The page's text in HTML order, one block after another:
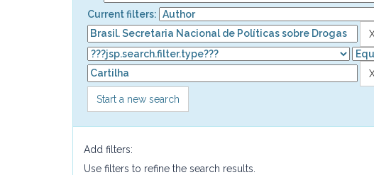
Current filters:
Start a new search
Add filters:
Use filters to refine the search results.